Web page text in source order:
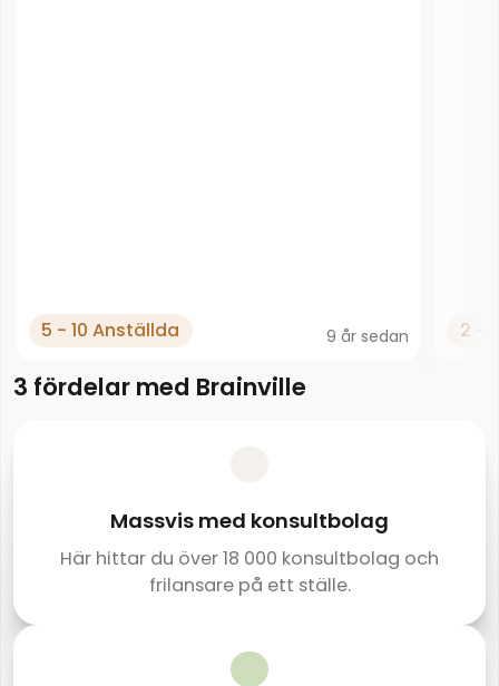
5 - 10 Anställda 9 år sedan 2 -
3 fördelar med Brainville
Massvis med konsultbolag
Här hittar du över 18 000 konsultbolag och
frilansare på ett ställe.